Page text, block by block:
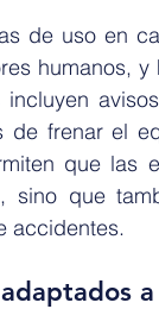
de uso en
humanos,
frenar el
que las
sino que
accidentes.